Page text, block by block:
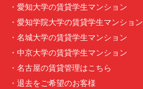
・愛知大学の賃貸学生マンション
・愛知学院大学の賃貸学生マンション
・名城大学の賃貸学生マンション
・中京大学の賃貸学生マンション
・名古屋の賃貸管理はこちら
・退去をご希望のお客様